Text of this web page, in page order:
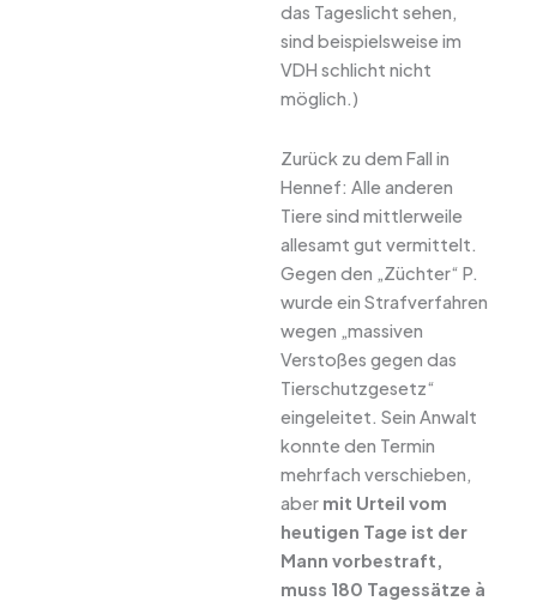
das Tageslicht sehen,
sind beispielsweise im
VDH schlicht nicht
möglich.)
Zurück zu dem Fall in
Hennef: Alle anderen
Tiere sind mittlerweile
allesamt gut vermittelt.
Gegen den „Züchter“ P.
wurde ein Strafverfahren
wegen „massiven
Verstoßes gegen das
Tierschutzgesetz“
eingeleitet. Sein Anwalt
konnte den Termin
mehrfach verschieben,
aber mit Urteil vom
heutigen Tage ist der
Mann vorbestraft,
muss 180 Tagessätze à